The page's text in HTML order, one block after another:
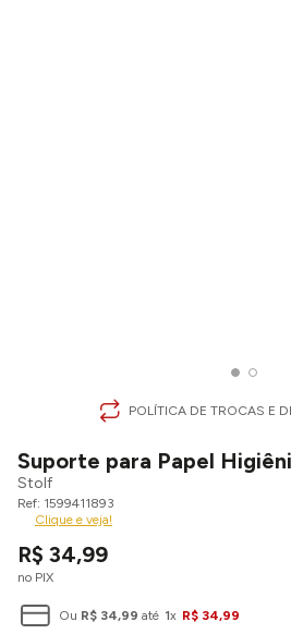
POLÍTICA DE TROCAS E
Suporte para Papel
Stolf
1599411893
Clique e veja!
R$ 34,99
no PIX
Ou R$ 34,99 até 1x R$ 34,99